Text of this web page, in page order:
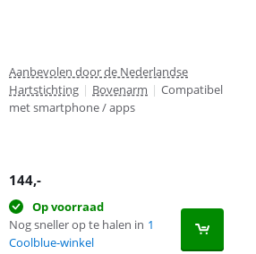
Aanbevolen door de Nederlandse
Hartstichting | Bovenarm | Compatibel
met smartphone / apps
144,-
Op voorraad
Nog sneller op te halen in 1
Coolblue-winkel